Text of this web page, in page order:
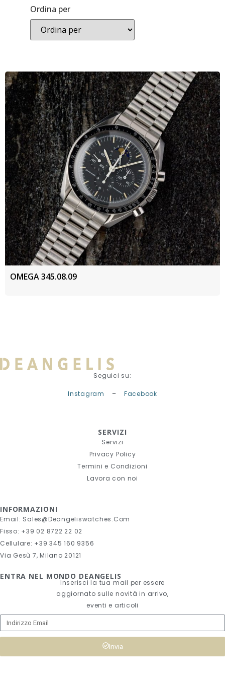
Ordina per
OMEGA 345.08.09
Seguici su:
Instagram – Facebook
SERVIZI
Servizi
Privacy Policy
Termini e Condizioni
Lavora con noi
INFORMAZIONI
Email: Sales@deangeliswatches.com
Fisso: +39 02 8722 22 02
Cellulare: +39 345 160 9356
Via Gesù 7, Milano 20121
ENTRA NEL MONDO DEANGELIS
Inserisci la tua mail per essere
aggiornato sulle novità in arrivo,
eventi e articoli
Invia